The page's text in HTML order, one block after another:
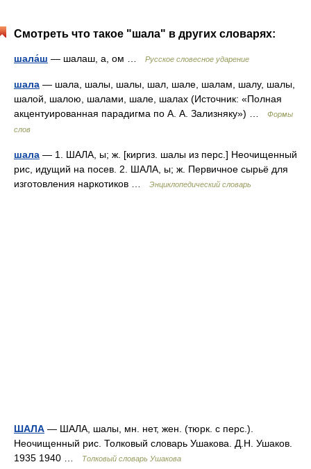
Смотреть что такое "шала" в других словарях:
шала́ш — шалаш, а, ом … Русское словесное ударение
шала — шала, шалы, шалы, шал, шале, шалам, шалу, шалы,
шалой, шалою, шалами, шале, шалах (Источник: «Полная
акцентуированная парадигма по А. А. Зализняку») …
Формы
слов
шала — 1. ШАЛА, ы; ж. [киргиз. шалы из перс.] Неочищенный
рис, идущий на посев. 2. ШАЛА, ы; ж. Первичное сырьё для
изготовления наркотиков …
Энциклопедический словарь
ШАЛА — ШАЛА, шалы, мн. нет, жен. (тюрк. с перс.).
Неочищенный рис. Толковый словарь Ушакова. Д.Н. Ушаков.
1935 1940 …
Толковый словарь Ушакова